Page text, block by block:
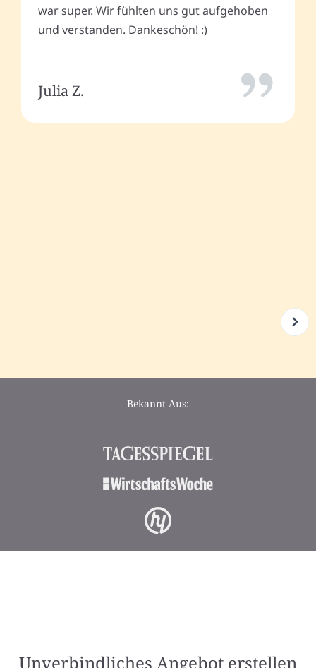
war super. Wir fühlten uns gut aufgehoben
und verstanden. Dankeschön! :)
Julia Z.
Bekannt Aus:
Unverbindliches Angebot erstellen